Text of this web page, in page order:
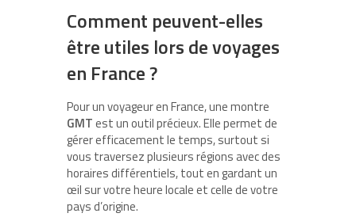
Comment peuvent-elles
être utiles lors de voyages
en France ?
Pour un voyageur en France, une montre
GMTest un outil précieux. Elle permet de
gérer efficacement le temps, surtout si
vous traversez plusieurs régions avec des
horaires différentiels, tout en gardant un
œil sur votre heure locale et celle de votre
pays d’origine.